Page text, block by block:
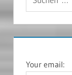
Your email: